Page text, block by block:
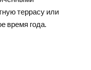
террасу или
время года.